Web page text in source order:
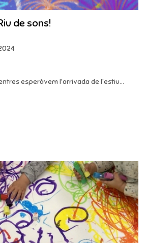
de sons!
esperàvem l'arrivada de l'estiu...